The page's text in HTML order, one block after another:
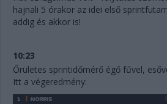
hajnali 5 órakor az idei első
addig és akkor is!
10:23
Őrületes sprintidőmérő égő fűvel,
Itt a végeredmény: